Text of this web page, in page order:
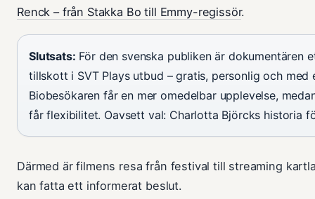
Renck – från Stakka Bo till Emmy-regissör.
Slutsats: För den svenska publiken är dokumentären
tillskott i SVT Plays utbud – gratis, personlig och med
Biobesökaren får en mer omedelbar upplevelse,
får flexibilitet. Oavsett val: Charlotta Björcks historia
Därmed är filmens resa från festival till streaming
kan fatta ett informerat beslut.